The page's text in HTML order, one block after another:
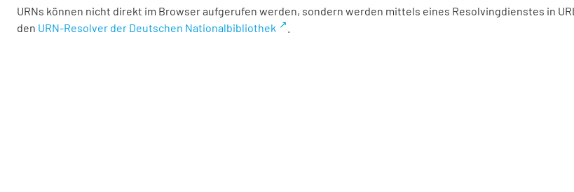
URNs können nicht direkt im Browser aufgerufen werden, sondern werden mittels eines Resolvingdienstes in
den URN-Resolver der Deutschen Nationalbibliothek